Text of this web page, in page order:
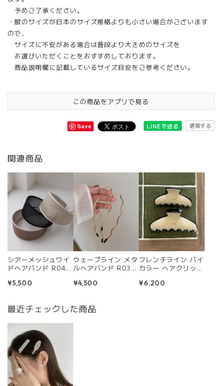
予めご了承ください。
・服のサイズが日本のサイズ規格よりも小さい場合がございます
ので、
サイズに不安がある場合は普段より大きめのサイズを
お選びいただくことをおすすめしております。
商品説明欄に記載しているサイズ目安をご参考ください。
この商品をアプリで見る
Save LINEで送る 通報する
関連商品
シアーメッシュワイ
ドヘアバンド R040
¥5,500
ウェーブライン メタ
ルヘアバンド R039
¥4,500
フレンチライン バイ
カラー ヘアクリップ
¥6,200
最近チェックした商品